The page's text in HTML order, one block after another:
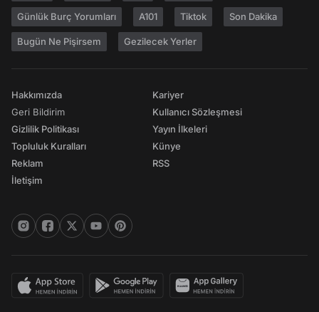
Günlük Burç Yorumları A101 Tiktok Son Dakika
Bugün Ne Pişirsem Gezilecek Yerler
Hakkımızda
Geri Bildirim
Gizlilik Politikası
Topluluk Kuralları
Reklam
İletişim
Kariyer
Kullanıcı Sözleşmesi
Yayın İlkeleri
Künye
RSS